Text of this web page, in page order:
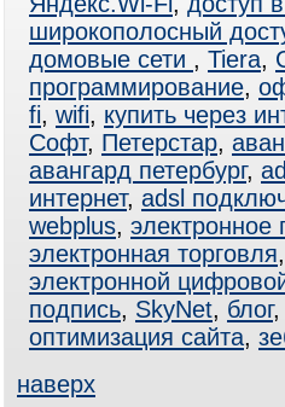
широкополосный
домовые сети , Tiera,
программирование,
fi, wifi, купить через
Софт, Петерстар,
авангард петербург,
интернет, adsl
webplus, электронное
электронная торговля
электронной
подпись, SkyNet, блог
оптимизация сайта,
наверх